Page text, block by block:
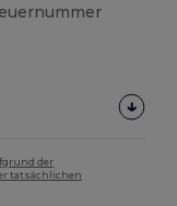
der
tatsächlichen